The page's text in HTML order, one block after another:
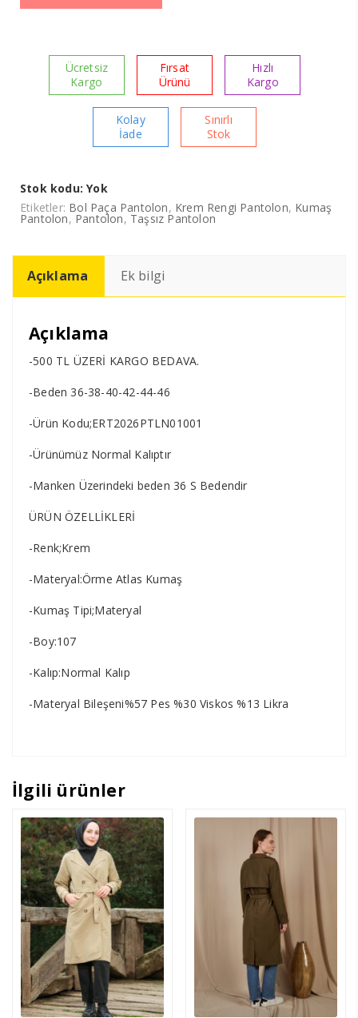
Ücretsiz
Kargo
Fırsat
Ürünü
Hızlı
Kargo
Kolay
İade
Sınırlı
Stok
Stok kodu:Yok
Etiketler: Bol Paça Pantolon, Krem Rengi Pantolon, Kumaş
Pantolon, Pantolon, Taşsız Pantolon
Açıklama Ek bilgi
Açıklama
-500 TL ÜZERİ KARGO BEDAVA.
-Beden 36-38-40-42-44-46
-Ürün Kodu;ERT2026PTLN01001
-Ürünümüz Normal Kalıptır
-Manken Üzerindeki beden 36 S Bedendir
ÜRÜN ÖZELLİKLERİ
-Renk;Krem
-Materyal:Örme Atlas Kumaş
-Kumaş Tipi;Materyal
-Boy:107
-Kalıp:Normal Kalıp
-Materyal Bileşeni%57 Pes %30 Viskos %13 Likra
İlgili ürünler